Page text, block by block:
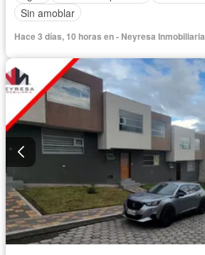
Sin amoblar
Hace 3 días, 10 horas en - Neyresa Inmobiliaria